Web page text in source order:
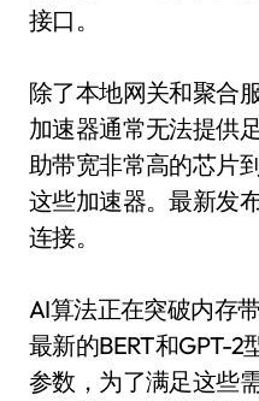
接口。
除了本地网关和聚合
加速器通常无法提供
助带宽非常高的芯片
这些加速器。最新发
连接。
AI算法正在突破内存
最新的BERT和GPT-2
参数，为了满足这些